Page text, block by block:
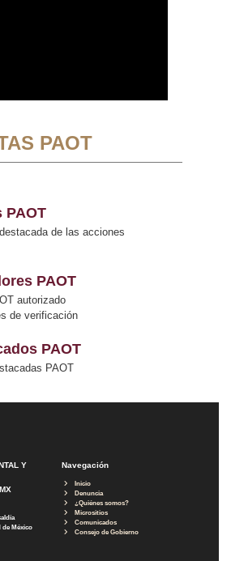
PAOT
PAOT
de las acciones
PAOT
autorizado
de verificación
PAOT
PAOT
Y
de México
Navegación
Inicio
Denuncia
¿Quiénes somos?
Micrositios
Comunicados
Consejo de Gobierno